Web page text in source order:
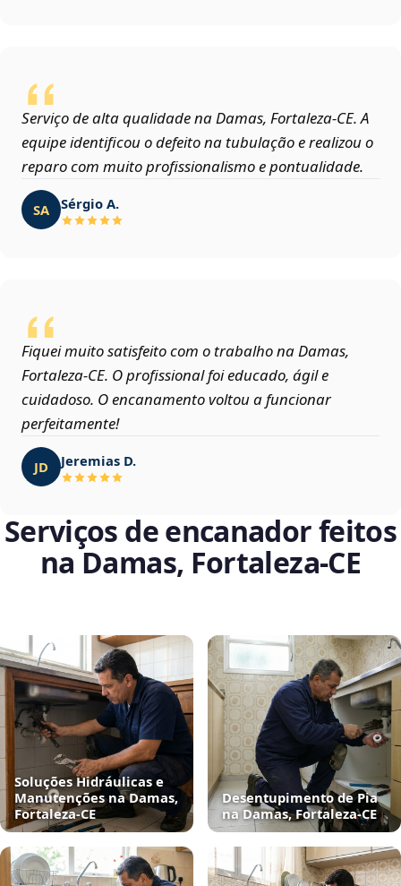
Serviço de alta qualidade na Damas, Fortaleza‑CE. A
equipe identificou o defeito na tubulação e realizou o
reparo com muito profissionalismo e pontualidade.
SA Sérgio A.
Fiquei muito satisfeito com o trabalho na Damas,
Fortaleza‑CE. O profissional foi educado, ágil e
cuidadoso. O encanamento voltou a funcionar
perfeitamente!
JD Jeremias D.
Serviços de encanador feitos
na Damas, Fortaleza‑CE
Soluções Hidráulicas e
Manutenções na Damas,
Fortaleza‑CE
Desentupimento de Pia
na Damas, Fortaleza‑CE